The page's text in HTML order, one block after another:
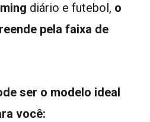
diário e futebol, o
pela faixa de
ser o modelo ideal
você: